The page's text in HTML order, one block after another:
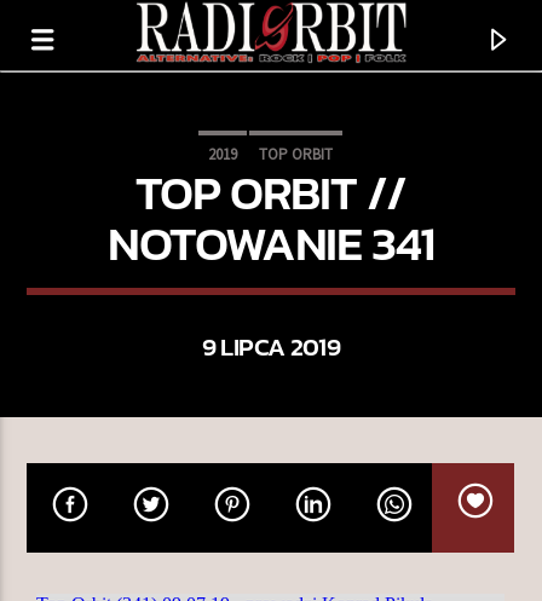
NIE TEN CZAS
KATHIA
2019 TOP ORBIT
TOP ORBIT //
NOTOWANIE 341
9 LIPCA 2019